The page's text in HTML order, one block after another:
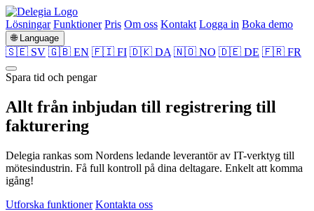
Lösningar Funktioner Pris Om oss Kontakt Logga in Boka demo
🌐 Language
🇸🇪 SV 🇬🇧 EN 🇫🇮 FI 🇩🇰 DA 🇳🇴 NO 🇩🇪 DE 🇫🇷 FR
Spara tid och pengar
Allt från inbjudan till registrering till
fakturering
Delegia rankas som Nordens ledande leverantör av IT-verktyg till
mötesindustrin. Få full kontroll på dina deltagare. Enkelt att komma
igång!
Utforska funktioner Kontakta oss